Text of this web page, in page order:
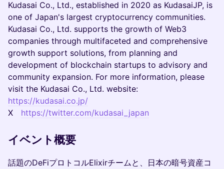
Kudasai Co., Ltd., established in 2020 as KudasaiJP, is
one of Japan's largest cryptocurrency communities.
Kudasai Co., Ltd. supports the growth of Web3
companies through multifaceted and comprehensive
growth support solutions, from planning and
development of blockchain startups to advisory and
community expansion. For more information, please
visit the Kudasai Co., Ltd. website:
https://kudasai.co.jp/
X https://twitter.com/kudasai_japan
イベント概要
話題のDeFiプロトコル​Elixirチームと、日本の暗号資産コ